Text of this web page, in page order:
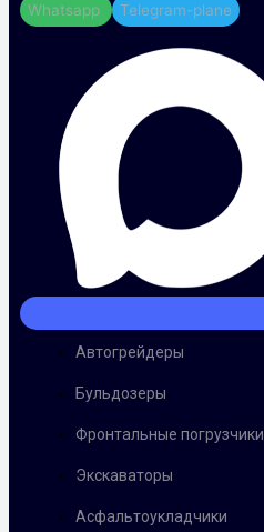
Whatsapp Telegram-plane
Автогрейдеры
Бульдозеры
Фронтальные погрузчики
Экскаваторы
Асфальтоукладчики